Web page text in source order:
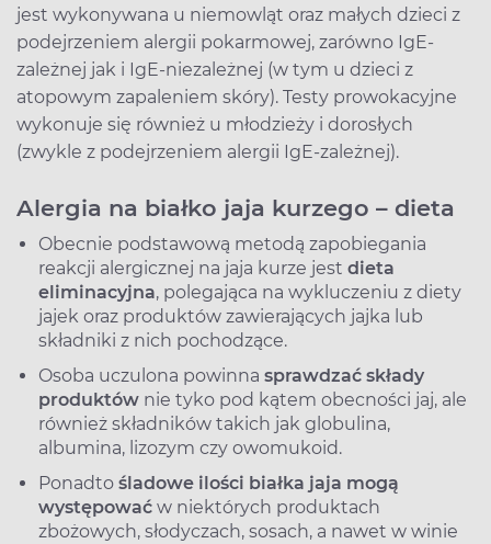
jest wykonywana u niemowląt oraz małych dzieci z
podejrzeniem alergii pokarmowej, zarówno IgE-
zależnej jak i IgE-niezależnej (w tym u dzieci z
atopowym zapaleniem skóry). Testy prowokacyjne
wykonuje się również u młodzieży i dorosłych
(zwykle z podejrzeniem alergii IgE-zależnej).
Alergia na białko jaja kurzego – dieta
Obecnie podstawową metodą zapobiegania
reakcji alergicznej na jaja kurze jest dieta
eliminacyjna, polegająca na wykluczeniu z diety
jajek oraz produktów zawierających jajka lub
składniki z nich pochodzące.
Osoba uczulona powinna sprawdzać składy
produktów nie tyko pod kątem obecności jaj, ale
również składników takich jak globulina,
albumina, lizozym czy owomukoid.
Ponadto śladowe ilości białka jaja mogą
występować w niektórych produktach
zbożowych, słodyczach, sosach, a nawet w winie